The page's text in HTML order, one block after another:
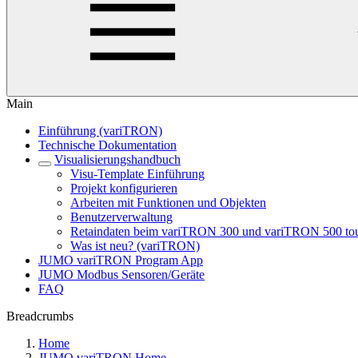
Main
Einführung (variTRON)
Technische Dokumentation
Visualisierungshandbuch
Visu-Template Einführung
Projekt konfigurieren
Arbeiten mit Funktionen und Objekten
Benutzerverwaltung
Retaindaten beim variTRON 300 und variTRON 500
Was ist neu? (variTRON)
JUMO variTRON Program App
JUMO Modbus Sensoren/Geräte
FAQ
Breadcrumbs
Home